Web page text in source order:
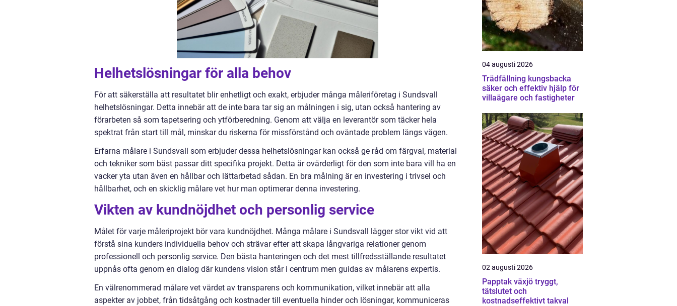
Helhetslösningar för alla behov
För att säkerställa att resultatet blir enhetligt och exakt, erbjuder många måleriföretag i Sundsvall
helhetslösningar. Detta innebär att de inte bara tar sig an målningen i sig, utan också hantering av
förarbeten så som tapetsering och ytförberedning. Genom att välja en leverantör som täcker hela
spektrat från start till mål, minskar du riskerna för missförstånd och oväntade problem längs vägen.
Erfarna målare i Sundsvall som erbjuder dessa helhetslösningar kan också ge råd om färgval, material
och tekniker som bäst passar ditt specifika projekt. Detta är ovärderligt för den som inte bara vill ha en
vacker yta utan även en hållbar och lättarbetad sådan. En bra målning är en investering i trivsel och
hållbarhet, och en skicklig målare vet hur man optimerar denna investering.
Vikten av kundnöjdhet och personlig service
Målet för varje måleriprojekt bör vara kundnöjdhet. Många målare i Sundsvall lägger stor vikt vid att
förstå sina kunders individuella behov och strävar efter att skapa långvariga relationer genom
professionell och personlig service. Den bästa hanteringen och det mest tillfredsställande resultatet
uppnås ofta genom en dialog där kundens vision står i centrum men guidas av målarens expertis.
En välrenommerad målare vet värdet av transparens och kommunikation, vilket innebär att alla
aspekter av jobbet, från tidsåtgång och kostnader till eventuella hinder och lösningar, kommuniceras
04 augusti 2026
Trädfällning kungsbacka
säker och effektiv hjälp för
villaägare och fastigheter
02 augusti 2026
Papptak växjö tryggt,
tätslutet och
kostnadseffektivt takval